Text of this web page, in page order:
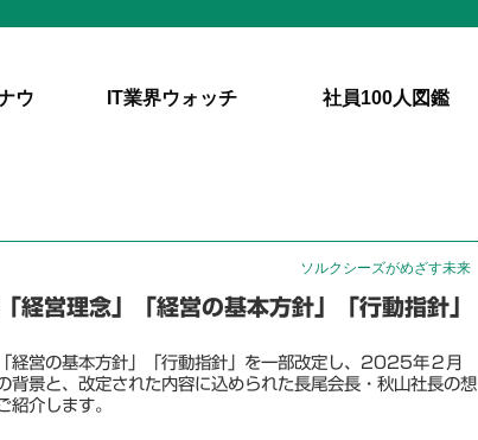
ウ IT業界ウォッチ 社員100人図鑑
ソルクシーズがめざす未来
営理念」「経営の基本方針」「行動指針」
経営の基本方針」「行動指針」を一部改定し、2025年２月
背景と、改定された内容に込められた長尾会長・秋山社長の想
紹介します。